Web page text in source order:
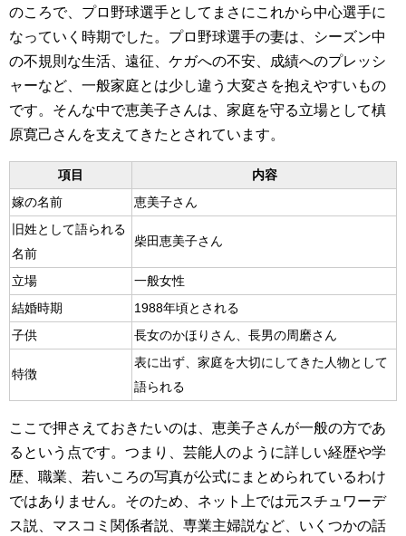
のころで、プロ野球選手としてまさにこれから中心選手に
なっていく時期でした。プロ野球選手の妻は、シーズン中
の不規則な生活、遠征、ケガへの不安、成績へのプレッシ
ャーなど、一般家庭とは少し違う大変さを抱えやすいもの
です。そんな中で恵美子さんは、家庭を守る立場として槙
原寛己さんを支えてきたとされています。
項目
内容
嫁の名前
恵美子さん
旧姓として語られる
名前
柴田恵美子さん
立場
一般女性
結婚時期
1988年頃とされる
子供
長女のかほりさん、長男の周磨さん
特徴
表に出ず、家庭を大切にしてきた人物として
語られる
ここで押さえておきたいのは、恵美子さんが一般の方であ
るという点です。つまり、芸能人のように詳しい経歴や学
歴、職業、若いころの写真が公式にまとめられているわけ
ではありません。そのため、ネット上では元スチュワーデ
ス説、マスコミ関係者説、専業主婦説など、いくつかの話